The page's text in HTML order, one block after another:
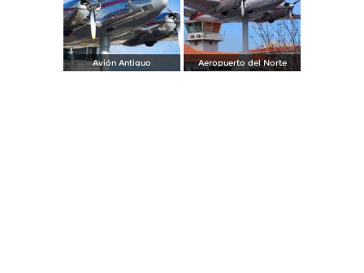
Avión Antiguo Aeropuerto del Norte